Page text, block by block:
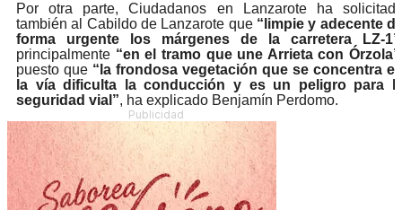
Por otra parte, Ciudadanos en Lanzarote ha
también al Cabildo de Lanzarote que “limpie y adecente
forma urgente los márgenes de la carretera LZ-1”
principalmente “en el tramo que une Arrieta con Órzola”
puesto que “la frondosa vegetación que se concentra
la vía dificulta la conducción y es un peligro para
seguridad vial”, ha explicado Benjamín Perdomo.
Publicidad